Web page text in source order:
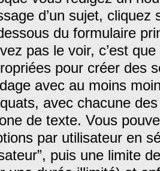
d’un sujet, cliquez
du formulaire
pas le voir, c’est
pour créer des
avec au moins
avec chacune
de texte. Vous
par utilisateur en
puis une limite